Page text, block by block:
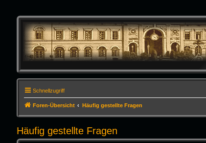
Schnellzugriff
Foren-Übersicht Häufig gestellte Fragen
Häufig gestellte Fragen